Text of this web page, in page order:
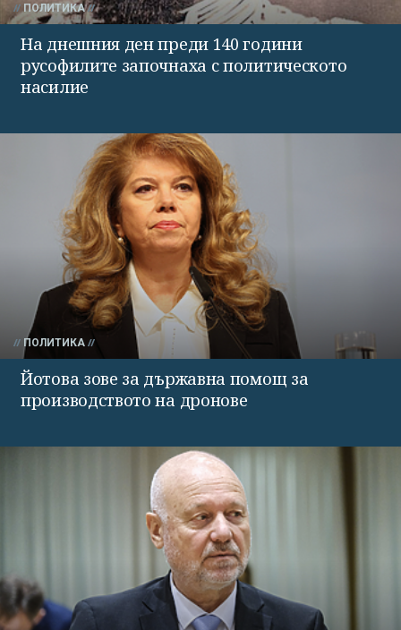
ПОЛИТИКА
На днешния ден преди 140 години
русофилите започнаха с политическото
насилие
ПОЛИТИКА
Йотова зове за държавна помощ за
производството на дронове